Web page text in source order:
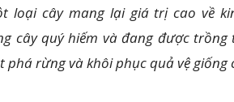
loại cây mang lại giá trị cao về
cây quý hiếm và đang được
phá rừng và khôi phục quả vệ giống